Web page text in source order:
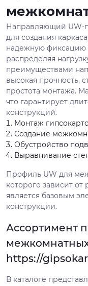
Направляющий UW-
для создания
надежную фиксацию
распределяя
преимуществами
высокая прочность,
простота монтажа.
что гарантирует
конструкций.
Монтаж
Создание
Обустройство
Выравнивание
Профиль UW для
которого зависит
является базовым
конструкции.
Ассортимент
https://
В каталоге